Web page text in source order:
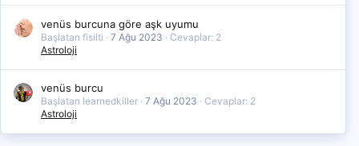
venüs burcuna göre aşk uyumu
Başlatan fisilti 7 Ağu 2023
Cevaplar: 2
Astroloji
venüs burcu
Başlatan learnedkiller 7 Ağu 2023
Cevaplar: 2
Astroloji